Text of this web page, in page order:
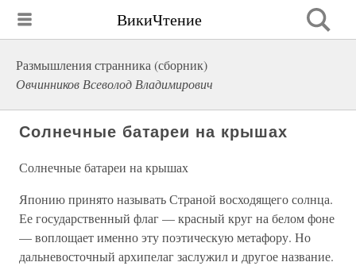
ВикиЧтение
Размышления странника (сборник)
Овчинников Всеволод Владимирович
Солнечные батареи на крышах
Солнечные батареи на крышах
Японию принято называть Страной восходящего солнца.
Ее государственный флаг — красный круг на белом фоне
— воплощает именно эту поэтическую метафору. Но
дальневосточный архипелаг заслужил и другое название.